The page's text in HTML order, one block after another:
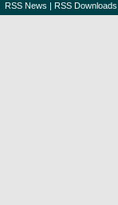
RSS News | RSS Downloads